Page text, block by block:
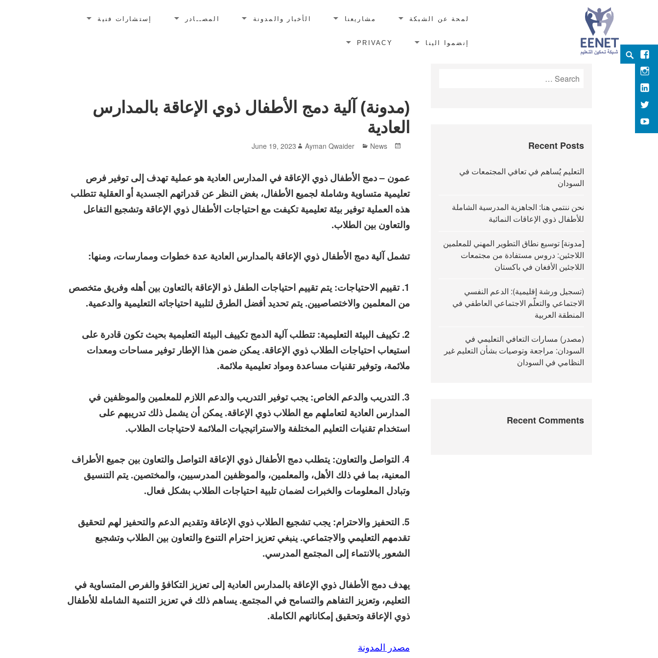
Skip
content
لمحة عن الشبكة مشاريعنا الأخبار والمدونة المصــادر إستشارات فنية
إنضموا الينا PRIVACY
Search
(مدونة) آلية دمج الأطفال ذوي الإعاقة بالمدارس
العادية
Posted
June 19, 2023
Author Ayman Qwaider
Categories News
عمون – دمج الأطفال ذوي الإعاقة في المدارس العادية هو عملية تهدف إلى توفير فرص
تعليمية متساوية وشاملة لجميع الأطفال، بغض النظر عن قدراتهم الجسدية أو العقلية تتطلب
هذه العملية توفير بيئة تعليمية تكيفت مع احتياجات الأطفال ذوي الإعاقة وتشجيع التفاعل
والتعاون بين الطلاب.
تشمل آلية دمج الأطفال ذوي الإعاقة بالمدارس العادية عدة خطوات وممارسات، ومنها:
1. تقييم الاحتياجات: يتم تقييم احتياجات الطفل ذو الإعاقة بالتعاون بين أهله وفريق متخصص
من المعلمين والاختصاصيين. يتم تحديد أفضل الطرق لتلبية احتياجاته التعليمية والدعمية.
2. تكييف البيئة التعليمية: تتطلب آلية الدمج تكييف البيئة التعليمية بحيث تكون قادرة على
استيعاب احتياجات الطلاب ذوي الإعاقة. يمكن ضمن هذا الإطار توفير مساحات ومعدات
ملائمة، وتوفير تقنيات مساعدة ومواد تعليمية ملائمة.
3. التدريب والدعم الخاص: يجب توفير التدريب والدعم اللازم للمعلمين والموظفين في
المدارس العادية لتعاملهم مع الطلاب ذوي الإعاقة. يمكن أن يشمل ذلك تدريبهم على
استخدام تقنيات التعليم المختلفة والاستراتيجيات الملائمة لاحتياجات الطلاب.
4. التواصل والتعاون: يتطلب دمج الأطفال ذوي الإعاقة التواصل والتعاون بين جميع الأطراف
المعنية، بما في ذلك الأهل، والمعلمين، والموظفين المدرسيين، والمختصين. يتم التنسيق
وتبادل المعلومات والخبرات لضمان تلبية احتياجات الطلاب بشكل فعال.
5. التحفيز والاحترام: يجب تشجيع الطلاب ذوي الإعاقة وتقديم الدعم والتحفيز لهم لتحقيق
تقدمهم التعليمي والاجتماعي. ينبغي تعزيز احترام التنوع والتعاون بين الطلاب وتشجيع
الشعور بالانتماء إلى المجتمع المدرسي.
يهدف دمج الأطفال ذوي الإعاقة بالمدارس العادية إلى تعزيز التكافؤ والفرص المتساوية في
التعليم، وتعزيز التفاهم والتسامح في المجتمع. يساهم ذلك في تعزيز التنمية الشاملة للأطفال
ذوي الإعاقة وتحقيق إمكاناتهم الكاملة.
مصدر المدونة
Search
for:
Recent Posts
التعليم يُساهم في تعافي المجتمعات في
السودان
نحن ننتمي هنا: الجاهزية المدرسية الشاملة
للأطفال ذوي الإعاقات النمائية
[مدونة] توسيع نطاق التطوير المهني للمعلمين
اللاجئين: دروس مستفادة من مجتمعات
اللاجئين الأفغان في باكستان
(تسجيل ورشة إقليمية): الدعم النفسي
الاجتماعي والتعلّم الاجتماعي العاطفي في
المنطقة العربية
(مصدر) مسارات التعافي التعليمي في
السودان: مراجعة وتوصيات بشأن التعليم غير
النظامي في السودان
Recent Comments
Facebook
Instagram
LInkedIn
Twitter
YouTube